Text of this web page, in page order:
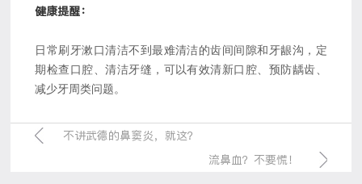
健康提醒：
日常刷牙漱口清洁不到最难清洁的齿间间隙和牙龈沟，定
期检查口腔、清洁牙缝，可以有效清新口腔、预防龋齿、
减少牙周类问题。
不讲武德的鼻窦炎，就这？
流鼻血？不要慌！